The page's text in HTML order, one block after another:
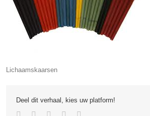
Lichaamskaarsen
Deel dit verhaal, kies uw platform!